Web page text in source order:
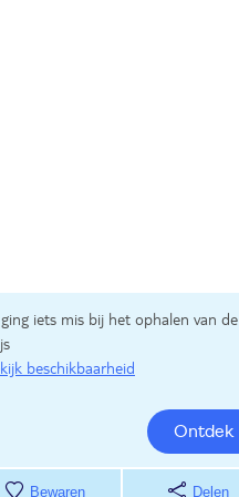
iets mis bij het ophalen van de
beschikbaarheid
Ontdek
Bewaren Delen